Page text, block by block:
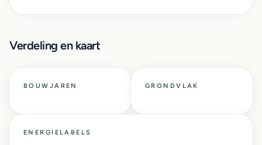
Verdeling en kaart
BOUWJAREN GRONDVLAK
ENERGIELABELS